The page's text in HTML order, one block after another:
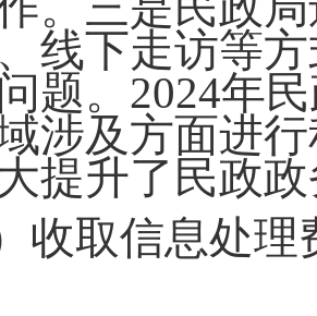
线下走访等
题。2024年
涉及方面进
提升了民政
收取信息处理